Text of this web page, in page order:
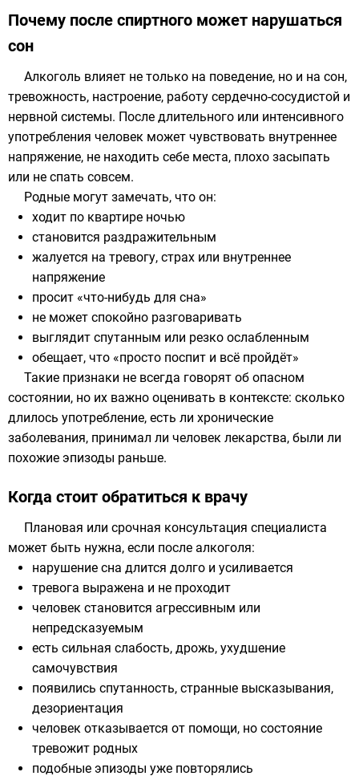
Почему после спиртного может нарушаться
сон
Алкоголь влияет не только на поведение, но и на сон,
тревожность, настроение, работу сердечно-сосудистой и
нервной системы. После длительного или интенсивного
употребления человек может чувствовать внутреннее
напряжение, не находить себе места, плохо засыпать
или не спать совсем.
Родные могут замечать, что он:
ходит по квартире ночью
становится раздражительным
жалуется на тревогу, страх или внутреннее
напряжение
просит «что-нибудь для сна»
не может спокойно разговаривать
выглядит спутанным или резко ослабленным
обещает, что «просто поспит и всё пройдёт»
Такие признаки не всегда говорят об опасном
состоянии, но их важно оценивать в контексте: сколько
длилось употребление, есть ли хронические
заболевания, принимал ли человек лекарства, были ли
похожие эпизоды раньше.
Когда стоит обратиться к врачу
Плановая или срочная консультация специалиста
может быть нужна, если после алкоголя:
нарушение сна длится долго и усиливается
тревога выражена и не проходит
человек становится агрессивным или
непредсказуемым
есть сильная слабость, дрожь, ухудшение
самочувствия
появились спутанность, странные высказывания,
дезориентация
человек отказывается от помощи, но состояние
тревожит родных
подобные эпизоды уже повторялись